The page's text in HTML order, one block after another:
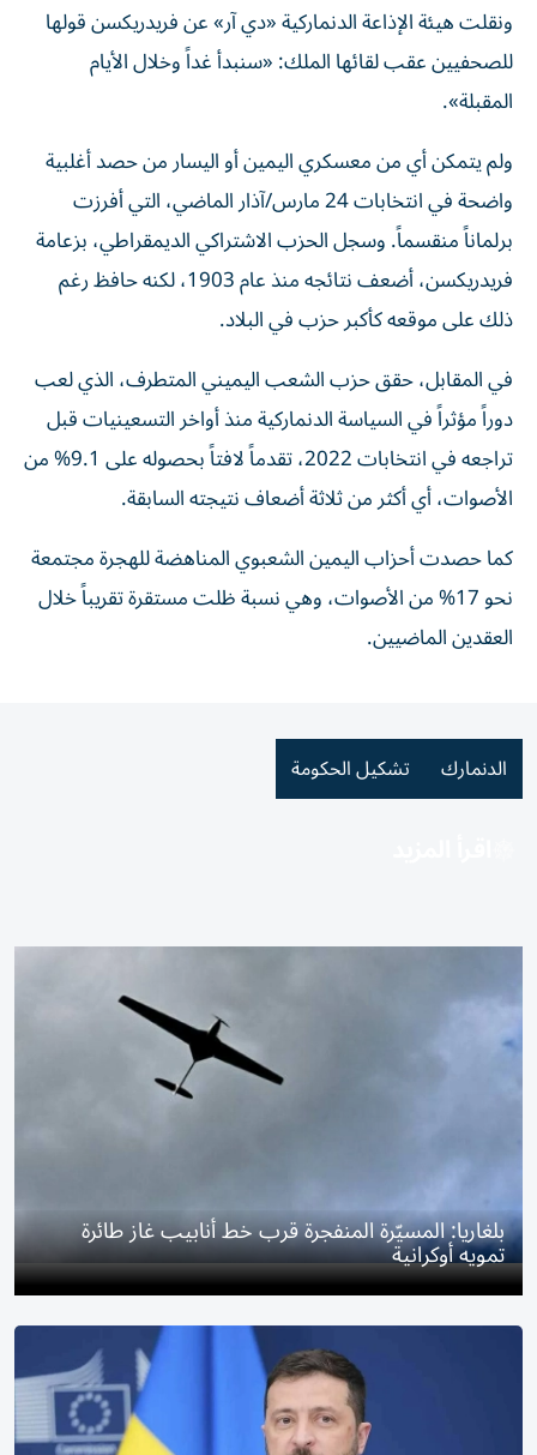
ونقلت هيئة الإذاعة الدنماركية «دي آر» عن فريدريكسن قولها
للصحفيين عقب لقائها الملك: «سنبدأ غداً وخلال الأيام
المقبلة».
ولم يتمكن أي من معسكري اليمين أو اليسار من حصد أغلبية
واضحة في انتخابات 24 مارس/آذار الماضي، التي أفرزت
برلماناً منقسماً.وسجل الحزب الاشتراكي الديمقراطي، بزعامة
فريدريكسن، أضعف نتائجه منذ عام 1903، لكنه حافظ رغم
ذلك على موقعه كأكبر حزب في البلاد.
في المقابل، حقق حزب الشعب اليميني المتطرف، الذي لعب
دوراً مؤثراً في السياسة الدنماركية منذ أواخر التسعينيات قبل
تراجعه في انتخابات 2022، تقدماً لافتاً بحصوله على 9.1% من
الأصوات، أي أكثر من ثلاثة أضعاف نتيجته السابقة.
كما حصدت أحزاب اليمين الشعبوي المناهضة للهجرة مجتمعة
نحو 17% من الأصوات، وهي نسبة ظلت مستقرة تقريباً خلال
العقدين الماضيين.
الدنمارك تشكيل الحكومة
بلغاريا: المسيّرة المنفجرة قرب خط أنابيب غاز طائرة
تمويه أوكرانية